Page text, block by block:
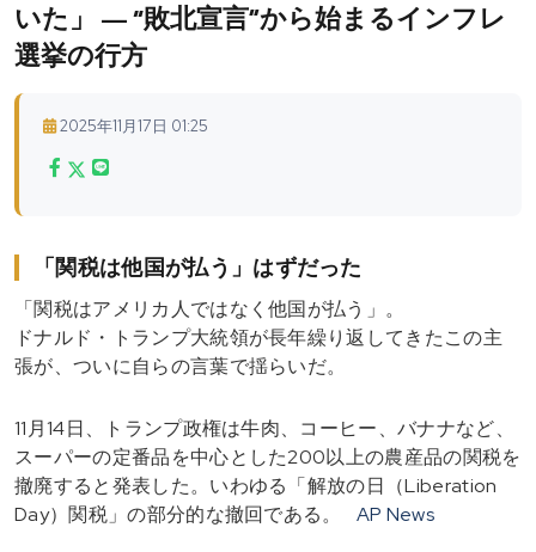
いた」 — “敗北宣言”から始まるインフレ
選挙の行方
2025年11月17日 01:25
「関税は他国が払う」はずだった
「関税はアメリカ人ではなく他国が払う」。
ドナルド・トランプ大統領が長年繰り返してきたこの主
張が、ついに自らの言葉で揺らいだ。
11月14日、トランプ政権は牛肉、コーヒー、バナナなど、
スーパーの定番品を中心とした200以上の農産品の関税を
撤廃すると発表した。いわゆる「解放の日（Liberation
Day）関税」の部分的な撤回である。
AP News